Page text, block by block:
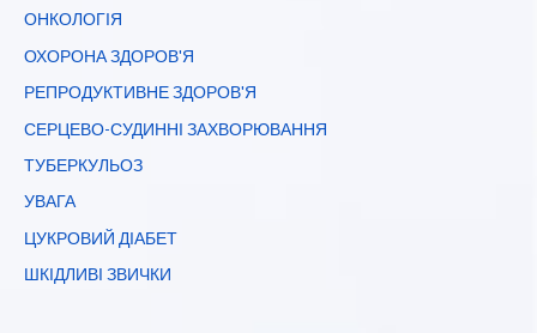
ОНКОЛОГІЯ
ОХОРОНА ЗДОРОВ'Я
РЕПРОДУКТИВНЕ ЗДОРОВ'Я
СЕРЦЕВО-СУДИННІ ЗАХВОРЮВАННЯ
ТУБЕРКУЛЬОЗ
УВАГА
ЦУКРОВИЙ ДІАБЕТ
ШКІДЛИВІ ЗВИЧКИ